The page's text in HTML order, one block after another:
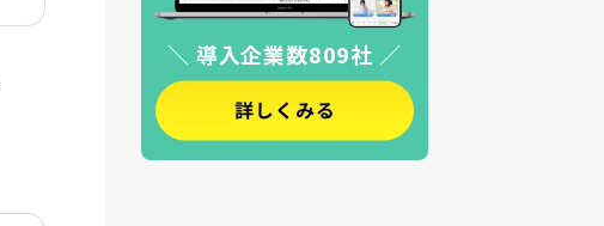
＼ 導入企業数809社 ／